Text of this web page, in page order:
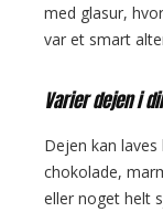
med glasur,
var et smart
Varier dejen i
Dejen kan
chokolade,
eller noget helt